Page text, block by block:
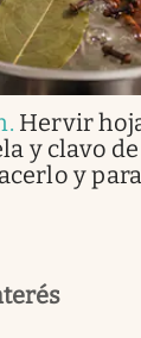
. Hervir
y clavo
y